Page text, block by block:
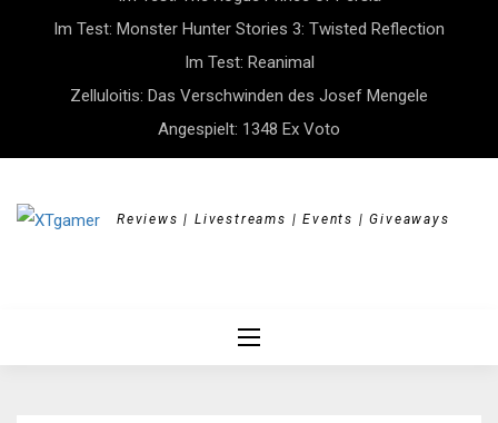
Im Test: Monster Hunter Stories 3: Twisted Reflection
Im Test: Reanimal
Zelluloitis: Das Verschwinden des Josef Mengele
Angespielt: 1348 Ex Voto
Reviews | Livestreams | Events | Giveaways